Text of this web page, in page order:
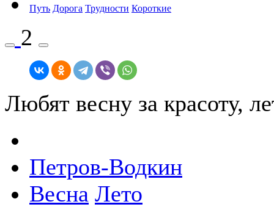
Путь Дорога Трудности Короткие
2
Любят весну за красоту,
Петров-Водкин
Весна Лето